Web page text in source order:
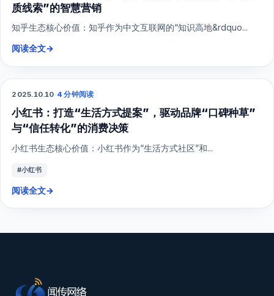
质线索”的智慧营销
知乎生态核心价值：知乎作为中文互联网的“知识高地&rdquo...
阅读全文→
小红书
2025.10.10·4 分钟阅读
小红书：打造“生活方式提案”，驱动品牌“口碑种草”
与“信任转化”的消费决策
小红书生态核心价值：小红书作为“生活方式社区”和...
#小红书
阅读全文→